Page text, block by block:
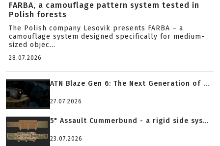
FARBA, a camouflage pattern system tested in
Polish forests
The Polish company Lesovik presents FARBA – a
camouflage system designed specifically for medium-
sized objec...
28.07.2026
ATN Blaze Gen 6: The Next Generation of ...
27.07.2026
5" Assault Cummerbund - a rigid side sys...
23.07.2026